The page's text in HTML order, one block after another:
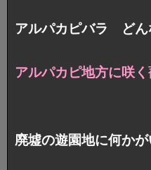
アルパカピバラ どん
アルパカピ地方に咲
廃墟の遊園地に何か